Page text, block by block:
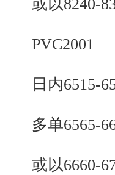
或以8240-
PVC2001
日内6515-
多单6565-
或以6660-